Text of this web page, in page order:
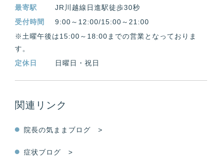
最寄駅
JR川越線日進駅徒歩30秒
受付時間
9:00～12:00/15:00～21:00
※土曜午後は15:00～18:00までの営業となっておりま
す。
定休日
日曜日・祝日
関連リンク
院長の気ままブログ >
症状ブログ >